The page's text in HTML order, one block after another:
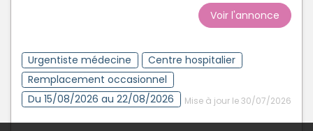
Voir l'annonce
Urgentiste médecine
Centre hospitalier
Remplacement occasionnel
Du 15/08/2026 au 22/08/2026
Mise à jour le 30/07/2026